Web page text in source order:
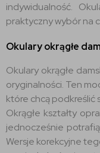
indywidualność.
praktyczny wybór na
Okulary okrągłe
Okulary okrągłe
oryginalności. Ten
które chcą podkreślić
Okrągłe kształty
jednocześnie
Wersje korekcyjne